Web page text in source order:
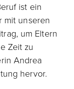
ist ein
mit unseren
um Eltern
Zeit zu
Andrea
hervor.